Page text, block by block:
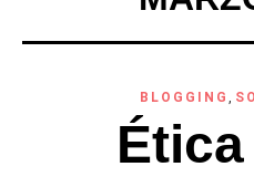
BLOGGING ,